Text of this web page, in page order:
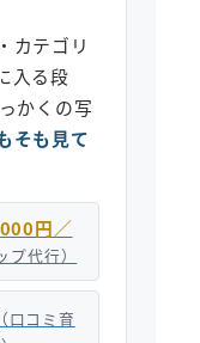
カテゴリ
入る段
かくの写
そも見て
円／
プ代行）
（口コミ育